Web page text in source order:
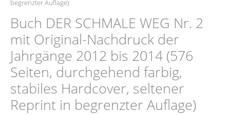
begrenzter Auflage)
Buch DER SCHMALE WEG Nr. 2
mit Original-Nachdruck der
Jahrgänge 2012 bis 2014 (576
Seiten, durchgehend farbig,
stabiles Hardcover, seltener
Reprint in begrenzter Auflage)